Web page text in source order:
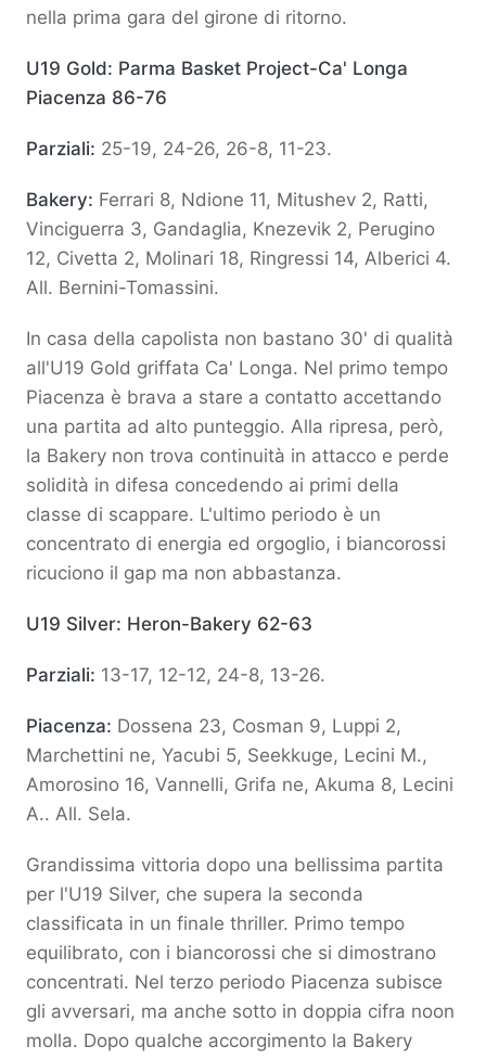
nella prima gara del girone di ritorno.
U19 Gold: Parma Basket Project-Ca' Longa
Piacenza 86-76
Parziali: 25-19, 24-26, 26-8, 11-23.
Bakery: Ferrari 8, Ndione 11, Mitushev 2, Ratti,
Vinciguerra 3, Gandaglia, Knezevik 2, Perugino
12, Civetta 2, Molinari 18, Ringressi 14, Alberici 4.
All. Bernini-Tomassini.
In casa della capolista non bastano 30' di qualità
all'U19 Gold griffata Ca' Longa. Nel primo tempo
Piacenza è brava a stare a contatto accettando
una partita ad alto punteggio. Alla ripresa, però,
la Bakery non trova continuità in attacco e perde
solidità in difesa concedendo ai primi della
classe di scappare. L'ultimo periodo è un
concentrato di energia ed orgoglio, i biancorossi
ricuciono il gap ma non abbastanza.
U19 Silver: Heron-Bakery 62-63
Parziali: 13-17, 12-12, 24-8, 13-26.
Piacenza: Dossena 23, Cosman 9, Luppi 2,
Marchettini ne, Yacubi 5, Seekkuge, Lecini M.,
Amorosino 16, Vannelli, Grifa ne, Akuma 8, Lecini
A.. All. Sela.
Grandissima vittoria dopo una bellissima partita
per l'U19 Silver, che supera la seconda
classificata in un finale thriller. Primo tempo
equilibrato, con i biancorossi che si dimostrano
concentrati. Nel terzo periodo Piacenza subisce
gli avversari, ma anche sotto in doppia cifra noon
molla. Dopo qualche accorgimento la Bakery